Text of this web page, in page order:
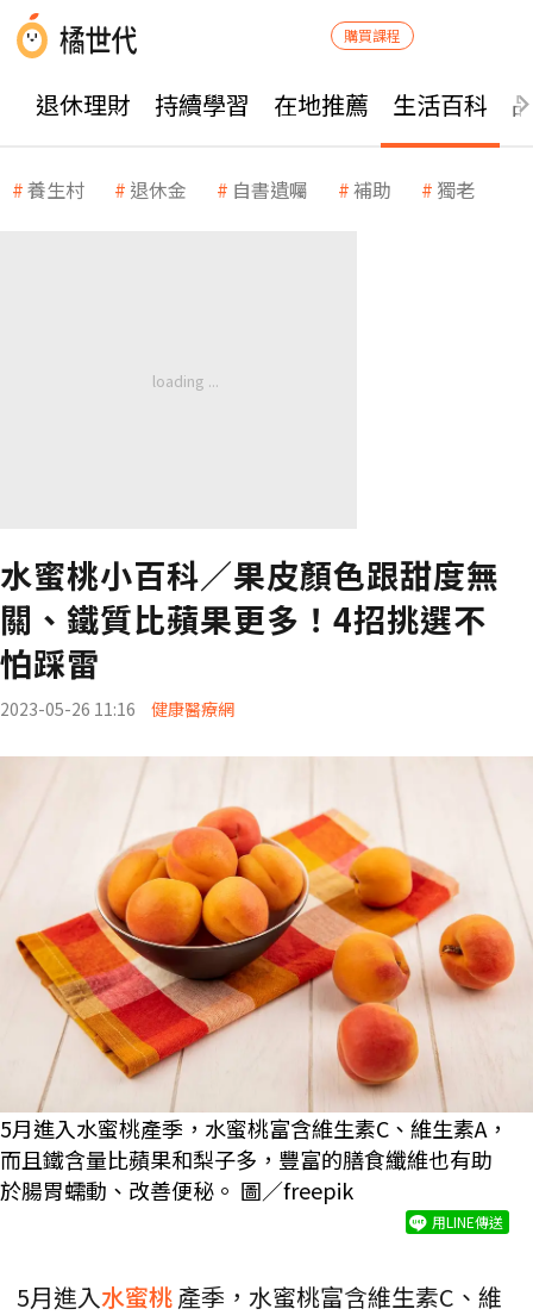
購買課程
退休理財 持續學習 在地推薦 生活百科
養生村 退休金 自書遺囑 補助 獨老
水蜜桃小百科／果皮顏色跟甜度無
關、鐵質比蘋果更多！4招挑選不
怕踩雷
2023-05-26 11:16 健康醫療網
5月進入水蜜桃產季，水蜜桃富含維生素C、維生素A，
而且鐵含量比蘋果和梨子多，豐富的膳食纖維也有助
於腸胃蠕動、改善便秘。 圖／freepik
用LINE傳送
5月進入水蜜桃 產季，水蜜桃富含維生素C、維